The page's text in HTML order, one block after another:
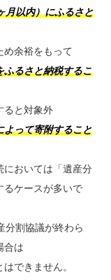
月以内）にふるさと
余裕をもって
るさと納税するこ
と対象外
って寄附すること
においては「遺産分
るケースが多いで
分割協議が終わら
合は
できません。